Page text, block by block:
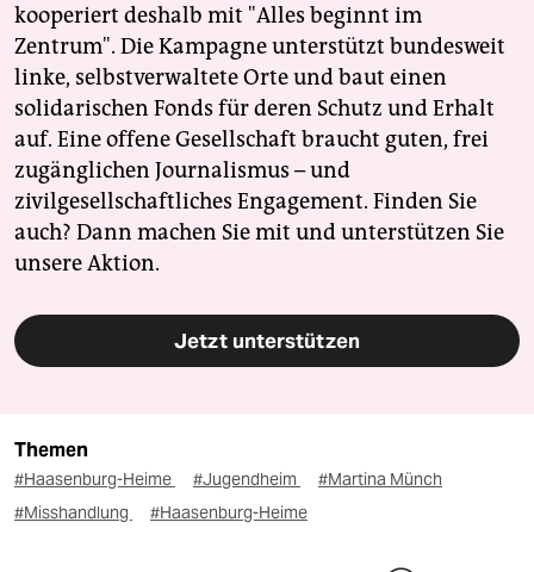
kooperiert deshalb mit "Alles beginnt im
Zentrum". Die Kampagne unterstützt bundesweit
linke, selbstverwaltete Orte und baut einen
solidarischen Fonds für deren Schutz und Erhalt
auf. Eine offene Gesellschaft braucht guten, frei
zugänglichen Journalismus – und
zivilgesellschaftliches Engagement. Finden Sie
auch? Dann machen Sie mit und unterstützen Sie
unsere Aktion.
Jetzt unterstützen
Themen
#Haasenburg-Heime #Jugendheim
#Martina Münch
#Misshandlung
#Haasenburg-Heime